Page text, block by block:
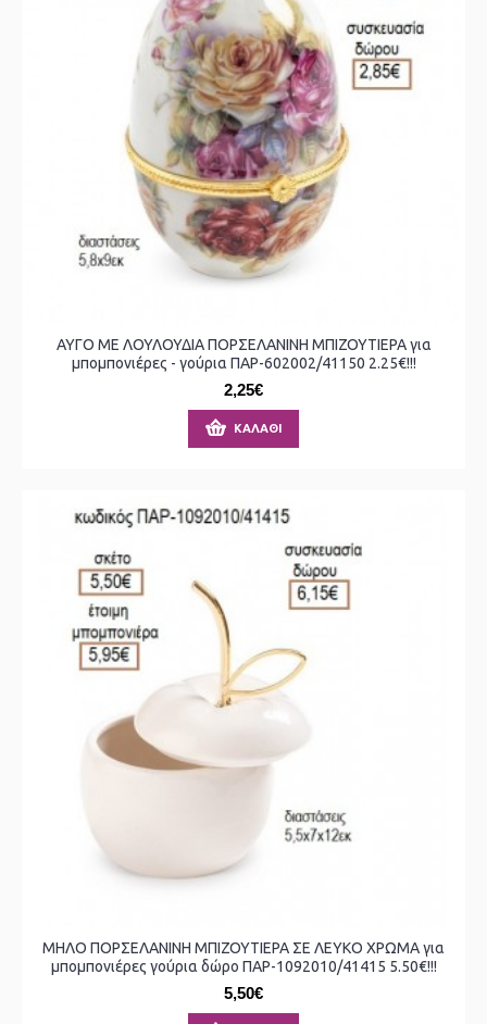
ΑΥΓΟ ΜΕ ΛΟΥΛΟΥΔΙΑ ΠΟΡΣΕΛΑΝΙΝΗ ΜΠΙΖΟΥΤΙΕΡΑ για
μπομπονιέρες - γούρια ΠΑΡ-602002/41150 2.25€!!!
2,25€
ΚΑΛΆΘΙ
ΜΗΛΟ ΠΟΡΣΕΛΑΝΙΝΗ ΜΠΙΖΟΥΤΙΕΡΑ ΣΕ ΛΕΥΚΟ ΧΡΩΜΑ για
μπομπονιέρες γούρια δώρο ΠΑΡ-1092010/41415 5.50€!!!
5,50€